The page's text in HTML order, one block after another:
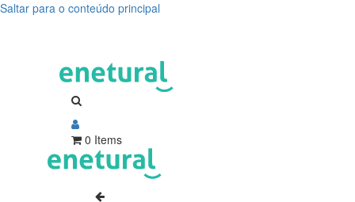
Saltar para o conteúdo principal
0 Items